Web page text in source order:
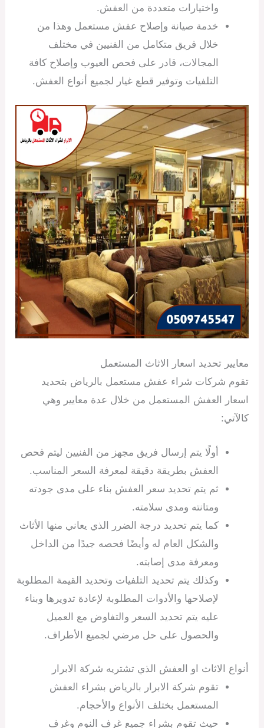
واختيارات متعددة من العفش.
خدمة صيانة وإصلاح عفش مستعمل وهذا من
خلال فريق متكامل من الفنيين في مختلف
المجالات، قادر على فحص العيوب وإصلاح كافة
التلفيات وتوفير قطع غيار لجميع أنواع العفش.
معايير تحديد اسعار الاثاث المستعمل
تقوم شركات شراء عفش مستعمل بالرياض بتحديد
اسعار العفش المستعمل من خلال عدة معايير وهي
كالآتي:
أولًا يتم إرسال فريق مجهز من الفنيين ليتم فحص
العفش بطريقة دقيقة لمعرفة السعر المناسب.
ثم يتم تحديد سعر العفش بناء على مدى جودته
ومتانته ومدى سلامته.
كما يتم تحديد درجة الضرر الذي يعاني منها الأثاث
والشكل العام له وأيضًا فحصه جيدًا من الداخل
ومعرفة مدى إصابته.
وكذلك يتم تحديد التلفيات وتحديد القيمة المطلوبة
لإصلاحها والأدوات المطلوبة لإعادة تدويرها وبناء
عليه يتم تحديد السعر والتفاوض مع العميل
والحصول على حل مرضي لجميع الأطراف.
أنواع الاثاث او العفش الذي تشتريه شركة الابرار
تقوم شركة الابرار بالرياض بشراء العفش
المستعمل بختلف الأنواع والأحجام.
حيث تقوم بشراء جميع غرف النوم وغرف